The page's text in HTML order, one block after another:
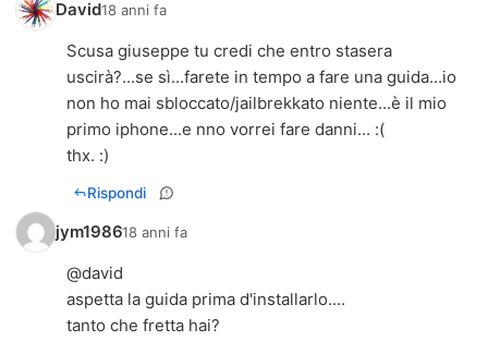
David18 anni fa
Scusa giuseppe tu credi che entro stasera
uscirà?...se sì...farete in tempo a fare una guida...io
non ho mai sbloccato/jailbrekkato niente...è il mio
primo iphone...e nno vorrei fare danni... :(
thx. :)
Rispondi
jym198618 anni fa
@david
aspetta la guida prima d'installarlo....
tanto che fretta hai?